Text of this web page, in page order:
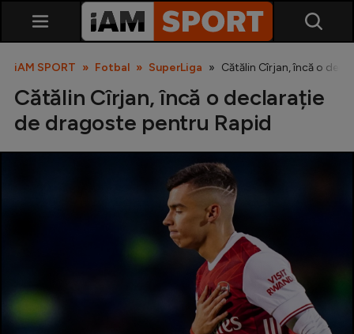
Cupa României
iAM SPORT Fotbal SuperLiga Cătălin Cîrjan, încă o
Cătălin Cîrjan, încă o declarație
de dragoste pentru Rapid